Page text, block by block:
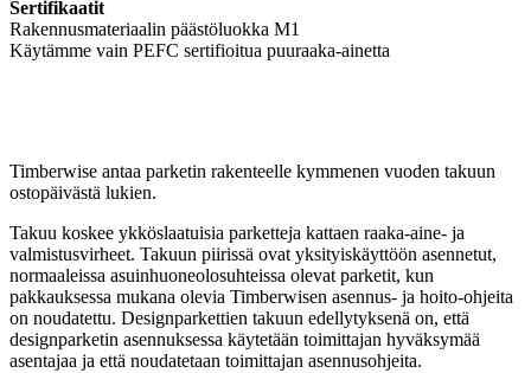
Sertifikaatit
Rakennusmateriaalin päästöluokka M1
Käytämme vain PEFC sertifioitua puuraaka-ainetta
Timberwise antaa parketin rakenteelle kymmenen vuoden takuun
ostopäivästä lukien.
Takuu koskee ykköslaatuisia parketteja kattaen raaka-aine- ja
valmistusvirheet. Takuun piirissä ovat yksityiskäyttöön asennetut,
normaaleissa asuinhuoneolosuhteissa olevat parketit, kun
pakkauksessa mukana olevia Timberwisen asennus- ja hoito-ohjeita
on noudatettu. Designparkettien takuun edellytyksenä on, että
designparketin asennuksessa käytetään toimittajan hyväksymää
asentajaa ja että noudatetaan toimittajan asennusohjeita.